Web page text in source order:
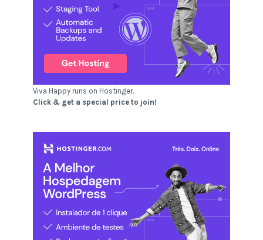
Viva Happy runs on Hostinger.
Click & get a special price to join!